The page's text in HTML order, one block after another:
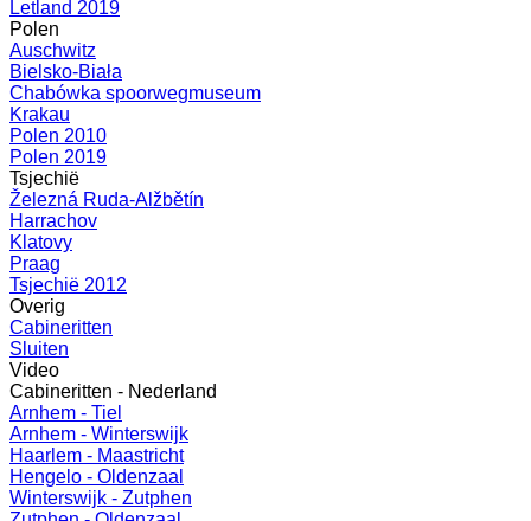
Letland 2019
Polen
Auschwitz
Bielsko-Biała
Chabówka spoorwegmuseum
Krakau
Polen 2010
Polen 2019
Tsjechië
Železná Ruda-Alžbětín
Harrachov
Klatovy
Praag
Tsjechië 2012
Overig
Cabineritten
Sluiten
Video
Cabineritten - Nederland
Arnhem - Tiel
Arnhem - Winterswijk
Haarlem - Maastricht
Hengelo - Oldenzaal
Winterswijk - Zutphen